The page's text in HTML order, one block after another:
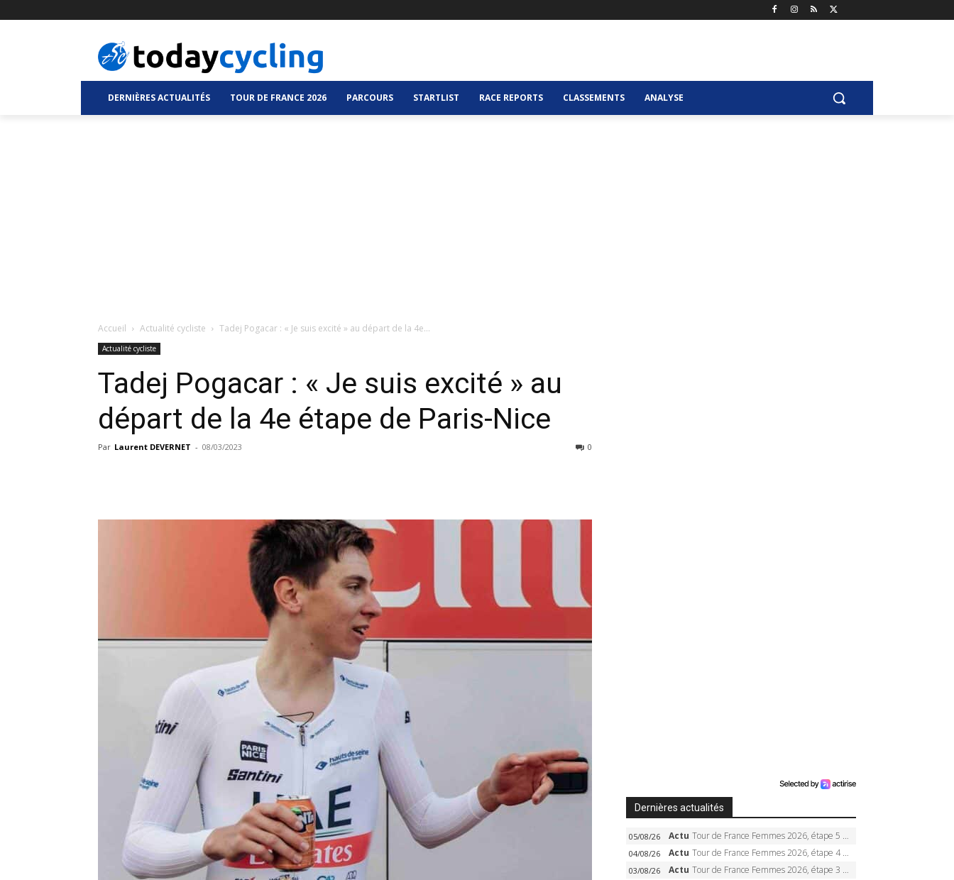
DERNIÈRES ACTUALITÉS TOUR DE FRANCE 2026 PARCOURS STARTLIST RACE REPORTS CLASSEMENTS ANALYSE
Accueil Actualité cycliste Tadej Pogacar : « Je suis excité » au départ de la 4e...
Actualité cycliste
Tadej Pogacar : « Je suis excité » au
départ de la 4e étape de Paris-Nice
Par Laurent DEVERNET - 08/03/2023 0
Dernières actualités
05/08/26 Actu Tour de France Femmes 2026, étape 5 – Demi Vollering gagne à Belleville, Reusser en jaune, Ferrand-Prévot coule
04/08/26 Actu Tour de France Femmes 2026, étape 4 – Marlen Reusser écrase le chrono, Ferrand-Prévot en crise
03/08/26 Actu Tour de France Femmes 2026, étape 3 – Sigrid Haugset en solitaire, 88 km d’échappée, maillot jaune